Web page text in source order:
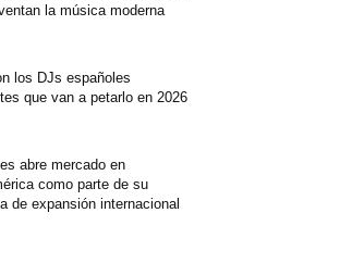
la música moderna
los DJs españoles
que van a petarlo en 2026
abre mercado en
como parte de su
de expansión internacional